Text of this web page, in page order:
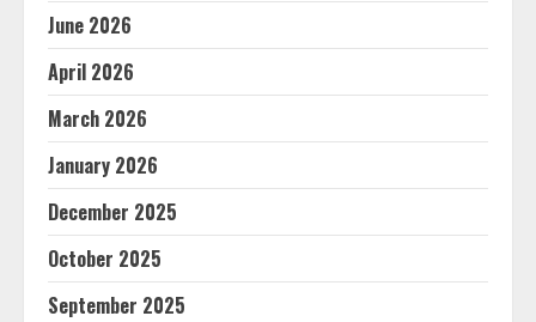
June 2026
April 2026
March 2026
January 2026
December 2025
October 2025
September 2025